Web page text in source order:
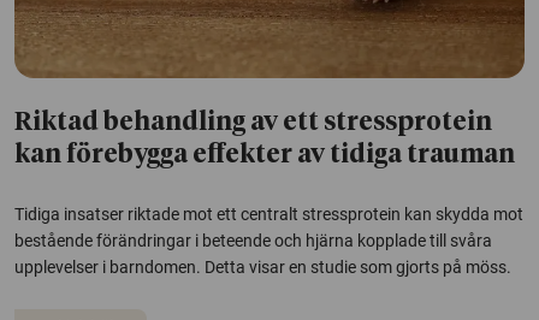
Riktad behandling av ett stressprotein
kan förebygga effekter av tidiga trauman
Tidiga insatser riktade mot ett centralt stressprotein kan skydda mot
bestående förändringar i beteende och hjärna kopplade till svåra
upplevelser i barndomen. Detta visar en studie som gjorts på möss.